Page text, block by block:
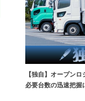
【独自】オープン
必要台数の迅速把握